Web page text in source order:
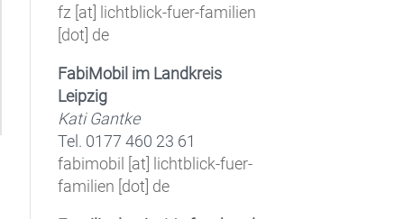
fz [at] lichtblick-fuer-familien
[dot] de
FabiMobil im Landkreis
Leipzig
Kati Gantke
Tel. 0177 460 23 61
fabimobil [at] lichtblick-fuer-
familien [dot] de